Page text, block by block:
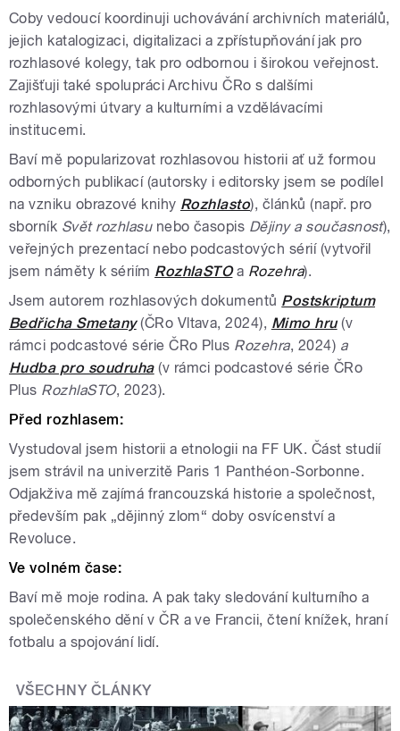
Coby vedoucí koordinuji uchovávání archivních materiálů,
jejich katalogizaci, digitalizaci a zpřístupňování jak pro
rozhlasové kolegy, tak pro odbornou i širokou veřejnost.
Zajišťuji také spolupráci Archivu ČRo s dalšími
rozhlasovými útvary a kulturními a vzdělávacími
institucemi.
Baví mě popularizovat rozhlasovou historii ať už formou
odborných publikací (autorsky i editorsky jsem se podílel
na vzniku obrazové knihy Rozhlasto), článků (např. pro
sborník Svět rozhlasunebo časopis Dějiny a současnost),
veřejných prezentací nebo podcastových sérií (vytvořil
jsem náměty k sériím RozhlaSTOa Rozehra).
Jsem autorem rozhlasových dokumentů Postskriptum
Bedřicha Smetany(ČRo Vltava, 2024), Mimo hru(v
rámci podcastové série ČRo Plus Rozehra, 2024) a
Hudba pro soudruha(v rámci podcastové série ČRo
Plus RozhlaSTO, 2023).
Před rozhlasem:
Vystudoval jsem historii a etnologii na FF UK. Část studií
jsem strávil na univerzitě Paris 1 Panthéon-Sorbonne.
Odjakživa mě zajímá francouzská historie a společnost,
především pak „dějinný zlom“ doby osvícenství a
Revoluce.
Ve volném čase:
Baví mě moje rodina. A pak taky sledování kulturního a
společenského dění v ČR a ve Francii, čtení knížek, hraní
fotbalu a spojování lidí.
VŠECHNY ČLÁNKY